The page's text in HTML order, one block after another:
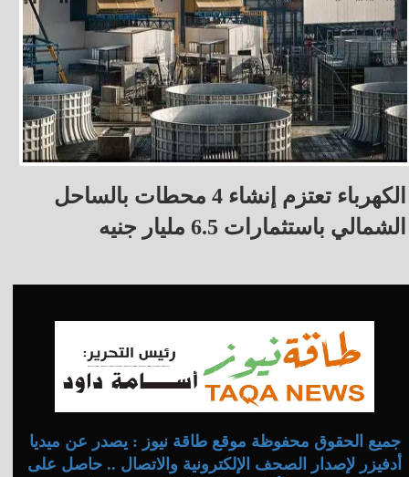
الكهرباء تعتزم إنشاء 4 محطات بالساحل
الشمالي باستثمارات 6.5 مليار جنيه
جميع الحقوق محفوظة موقع طاقة نيوز : يصدر عن ميديا
أدفيزر لإصدار الصحف الإلكترونية والاتصال .. حاصل على